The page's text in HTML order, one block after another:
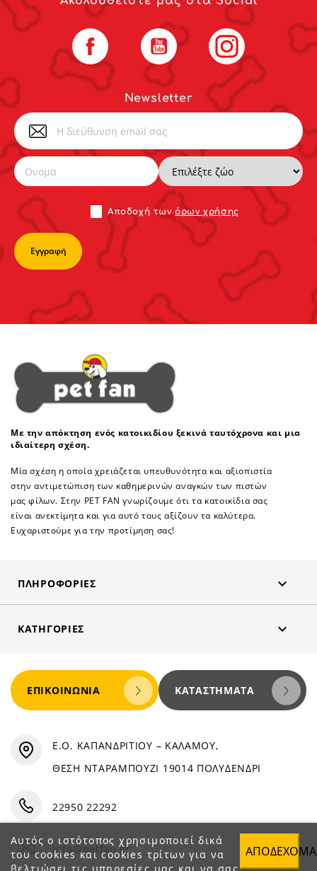
Newsletter
Αποδoχή τωνόρων χρήσης
Facebook YouTube Instagram
Με την απόκτηση ενός κατοικιδίου ξεκινά ταυτόχρονα και μια
ιδιαίτερη σχέση.
Μία σχέση η οποία χρειάζεται υπευθυνότητα και αξιοπιστία
στην αντιμετώπιση των καθημερινών αναγκών των πιστών
μας φίλων. Στην PET FAN γνωρίζουμε ότι τα κατοικίδια σας
είναι ανεκτίμητα και για αυτό τους αξίζουν τα καλύτερα.
Ευχαριστούμε για την προτίμηση σας!
ΠΛΗΡΟΦΟΡΊΕΣ 
ΚΑΤΗΓΟΡΊΕΣ 
Αυτός ο ιστότοπος χρησιμοποιεί δικά
του cookies και cookies τρίτων για να
ΕΠΙΚΟΙΝΩΝΊΑ ΚΑΤΑΣΤΉΜΑΤΑ
Ε.Ο. ΚΑΠΑΝΔΡΙΤΙΟΥ – ΚΑΛΑΜΟΥ,
ΘΕΣΗ ΝΤΑΡΑΜΠΟΥΖΙ 19014 ΠΟΛΥΔΕΝΔΡΙ
22950 22292
info@petfan.gr